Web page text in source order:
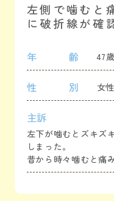
左側で噛むと
に破折線が確
年齢 47歳
性別 女性
主訴
左下が噛むとズキズ
しまった。
昔から時々噛むと痛